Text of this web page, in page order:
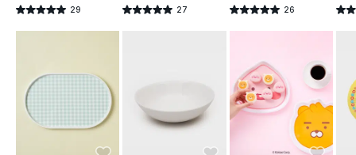
별점 5.0점 29
건 작성 별점 5.0점 27
건 작성 별점 5.0점 26
건 작성 별점